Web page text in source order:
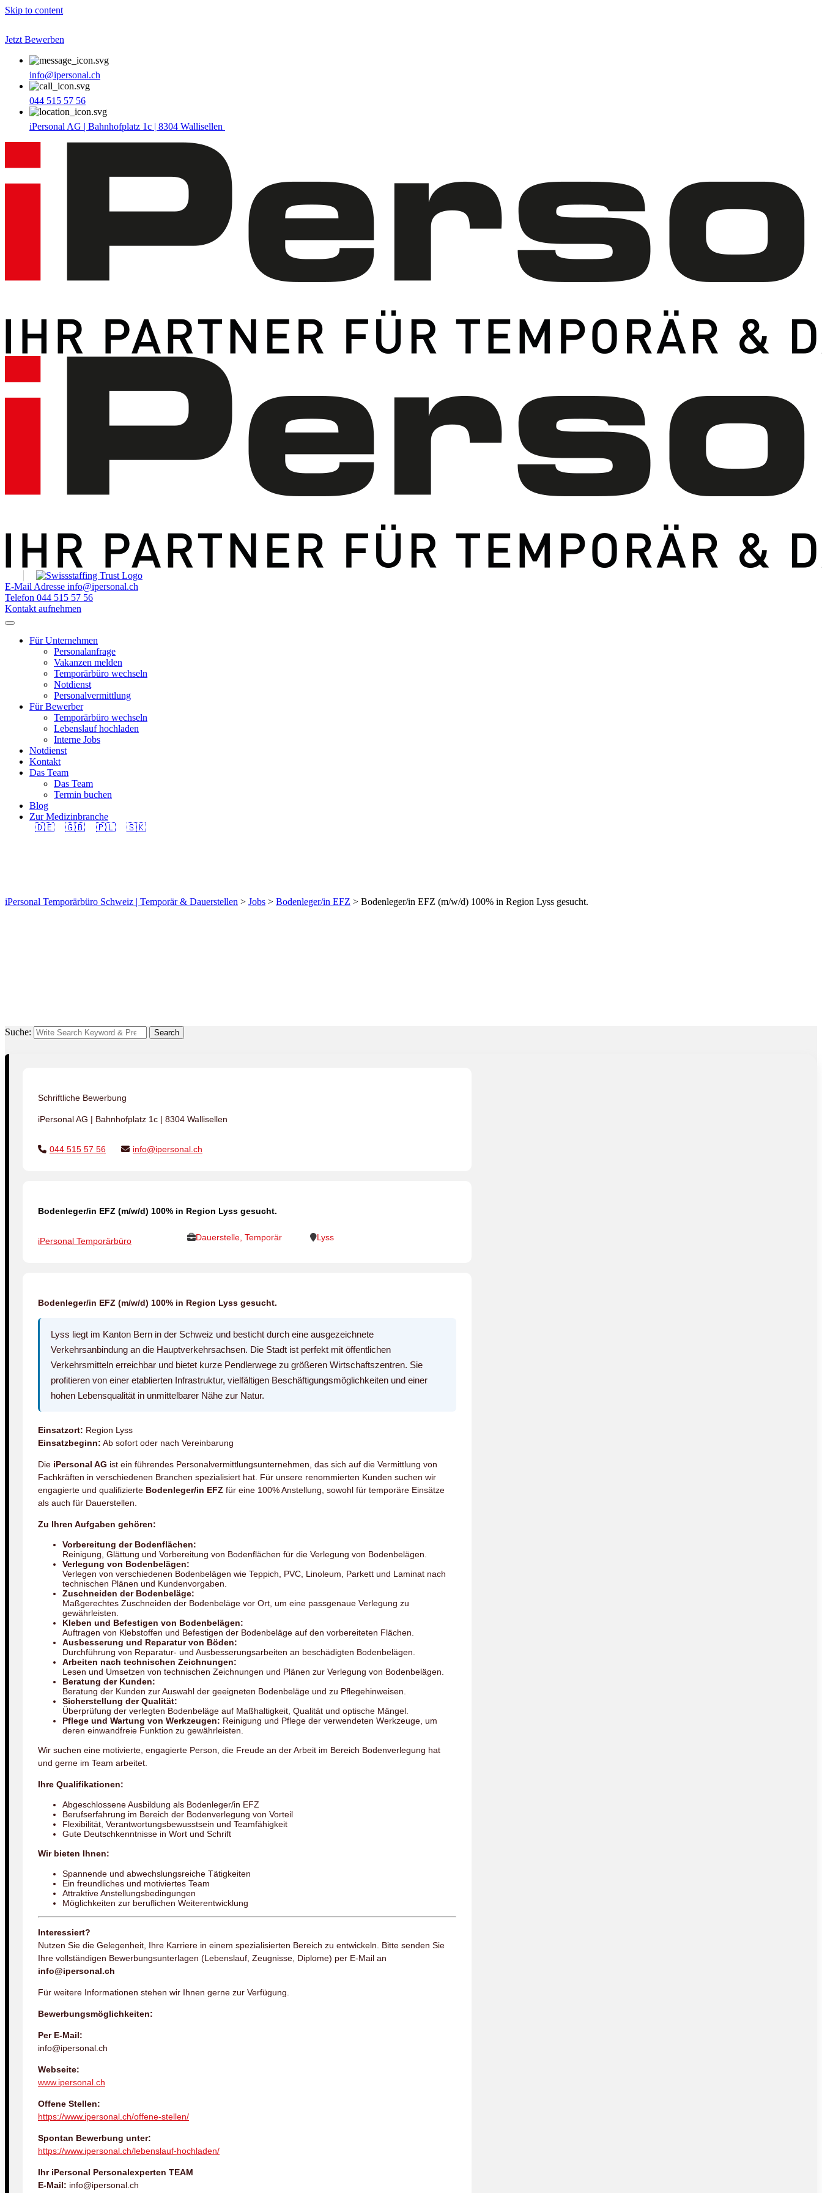
Skip to content
Jetzt Bewerben
info@ipersonal.ch
044 515 57 56
iPersonal AG | Bahnhofplatz 1c | 8304 Wallisellen
E-Mail Adresse info@ipersonal.ch
Telefon 044 515 57 56
Kontakt aufnehmen
Für Unternehmen
Personalanfrage
Vakanzen melden
Temporärbüro wechseln
Notdienst
Personalvermittlung
Für Bewerber
Temporärbüro wechseln
Lebenslauf hochladen
Interne Jobs
Notdienst
Kontakt
Das Team
Das Team
Termin buchen
Blog
Zur Medizinbranche
🇩🇪
🇬🇧 🇵🇱 🇸🇰
iPersonal Temporärbüro Schweiz | Temporär & Dauerstellen > Jobs > Bodenleger/in EFZ > Bodenleger/in EFZ (m/w/d) 100% in Region Lyss gesucht.
Suche: Search
Schriftliche Bewerbung
iPersonal AG | Bahnhofplatz 1c | 8304 Wallisellen
044 515 57 56 info@ipersonal.ch
Bodenleger/in EFZ (m/w/d) 100% in Region Lyss gesucht.
iPersonal Temporärbüro Dauerstelle, Temporär Lyss
Bodenleger/in EFZ (m/w/d) 100% in Region Lyss gesucht.
Lyss liegt im Kanton Bern in der Schweiz und besticht durch eine ausgezeichnete
Verkehrsanbindung an die Hauptverkehrsachsen. Die Stadt ist perfekt mit öffentlichen
Verkehrsmitteln erreichbar und bietet kurze Pendlerwege zu größeren Wirtschaftszentren. Sie
profitieren von einer etablierten Infrastruktur, vielfältigen Beschäftigungsmöglichkeiten und einer
hohen Lebensqualität in unmittelbarer Nähe zur Natur.
Einsatzort: Region Lyss
Einsatzbeginn: Ab sofort oder nach Vereinbarung
Die iPersonal AG ist ein führendes Personalvermittlungsunternehmen, das sich auf die Vermittlung von
Fachkräften in verschiedenen Branchen spezialisiert hat. Für unsere renommierten Kunden suchen wir
engagierte und qualifizierte Bodenleger/in EFZ für eine 100% Anstellung, sowohl für temporäre Einsätze
als auch für Dauerstellen.
Zu Ihren Aufgaben gehören:
Vorbereitung der Bodenflächen:
Reinigung, Glättung und Vorbereitung von Bodenflächen für die Verlegung von Bodenbelägen.
Verlegung von Bodenbelägen:
Verlegen von verschiedenen Bodenbelägen wie Teppich, PVC, Linoleum, Parkett und Laminat nach
technischen Plänen und Kundenvorgaben.
Zuschneiden der Bodenbeläge:
Maßgerechtes Zuschneiden der Bodenbeläge vor Ort, um eine passgenaue Verlegung zu
gewährleisten.
Kleben und Befestigen von Bodenbelägen:
Auftragen von Klebstoffen und Befestigen der Bodenbeläge auf den vorbereiteten Flächen.
Ausbesserung und Reparatur von Böden:
Durchführung von Reparatur- und Ausbesserungsarbeiten an beschädigten Bodenbelägen.
Arbeiten nach technischen Zeichnungen:
Lesen und Umsetzen von technischen Zeichnungen und Plänen zur Verlegung von Bodenbelägen.
Beratung der Kunden:
Beratung der Kunden zur Auswahl der geeigneten Bodenbeläge und zu Pflegehinweisen.
Sicherstellung der Qualität:
Überprüfung der verlegten Bodenbeläge auf Maßhaltigkeit, Qualität und optische Mängel.
Pflege und Wartung von Werkzeugen: Reinigung und Pflege der verwendeten Werkzeuge, um
deren einwandfreie Funktion zu gewährleisten.
Wir suchen eine motivierte, engagierte Person, die Freude an der Arbeit im Bereich Bodenverlegung hat
und gerne im Team arbeitet.
Ihre Qualifikationen:
Abgeschlossene Ausbildung als Bodenleger/in EFZ
Berufserfahrung im Bereich der Bodenverlegung von Vorteil
Flexibilität, Verantwortungsbewusstsein und Teamfähigkeit
Gute Deutschkenntnisse in Wort und Schrift
Wir bieten Ihnen:
Spannende und abwechslungsreiche Tätigkeiten
Ein freundliches und motiviertes Team
Attraktive Anstellungsbedingungen
Möglichkeiten zur beruflichen Weiterentwicklung
Interessiert?
Nutzen Sie die Gelegenheit, Ihre Karriere in einem spezialisierten Bereich zu entwickeln. Bitte senden Sie
Ihre vollständigen Bewerbungsunterlagen (Lebenslauf, Zeugnisse, Diplome) per E-Mail an
info@ipersonal.ch
Für weitere Informationen stehen wir Ihnen gerne zur Verfügung.
Bewerbungsmöglichkeiten:
Per E-Mail:
info@ipersonal.ch
Webseite:
www.ipersonal.ch
Offene Stellen:
https://www.ipersonal.ch/offene-stellen/
Spontan Bewerbung unter:
https://www.ipersonal.ch/lebenslauf-hochladen/
Ihr iPersonal Personalexperten TEAM
E-Mail: info@ipersonal.ch